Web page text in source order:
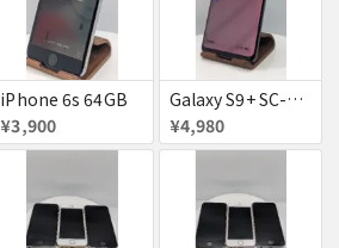
iPhone 6s 64GB
¥3,900
Galaxy S9+ SC-03K
¥4,980